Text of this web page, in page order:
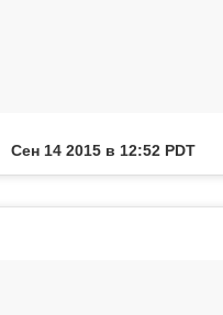
Сен 14 2015 в 12:52 PDT